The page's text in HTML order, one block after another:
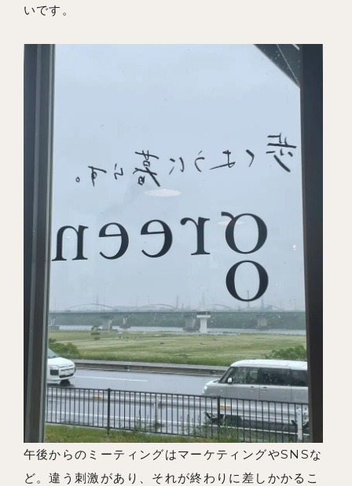
会社概要
リノベーションとは
家づくりの流れ
お問い合わせ
採用情報
よくあるご質問
いです。
午後からのミーティングはマーケティングやSNSな
ど。違う刺激があり、それが終わりに差しかかるこ